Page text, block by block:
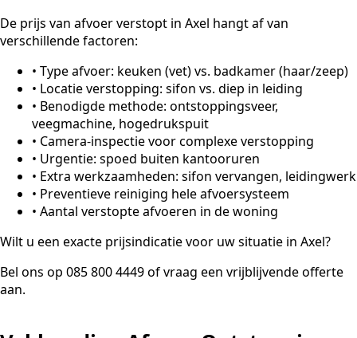
De prijs van afvoer verstopt in Axel hangt af van
verschillende factoren:
• Type afvoer: keuken (vet) vs. badkamer (haar/zeep)
• Locatie verstopping: sifon vs. diep in leiding
• Benodigde methode: ontstoppingsveer,
veegmachine, hogedrukspuit
• Camera-inspectie voor complexe verstopping
• Urgentie: spoed buiten kantooruren
• Extra werkzaamheden: sifon vervangen, leidingwerk
• Preventieve reiniging hele afvoersysteem
• Aantal verstopte afvoeren in de woning
Wilt u een exacte prijsindicatie voor uw situatie in Axel?
Bel ons op 085 800 4449 of vraag een vrijblijvende offerte
aan.